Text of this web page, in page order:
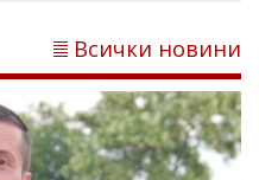
Всички новини